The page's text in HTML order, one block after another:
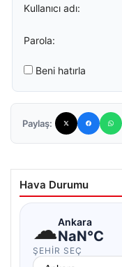
Kullanıcı adı:
Parola:
Beni hatırla
Paylaş:
Hava Durumu
☁Ankara
NaN°C
ŞEHIR SEÇ